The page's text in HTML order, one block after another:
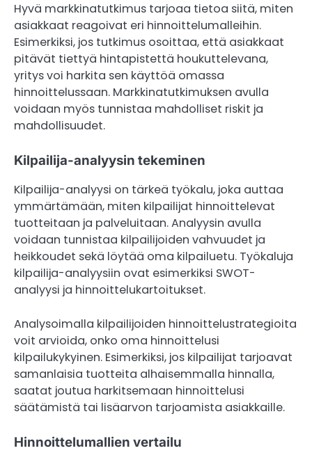
Hyvä markkinatutkimus tarjoaa tietoa siitä, miten
asiakkaat reagoivat eri hinnoittelumalleihin.
Esimerkiksi, jos tutkimus osoittaa, että asiakkaat
pitävät tiettyä hintapistettä houkuttelevana,
yritys voi harkita sen käyttöä omassa
hinnoittelussaan. Markkinatutkimuksen avulla
voidaan myös tunnistaa mahdolliset riskit ja
mahdollisuudet.
Kilpailija-analyysin tekeminen
Kilpailija-analyysi on tärkeä työkalu, joka auttaa
ymmärtämään, miten kilpailijat hinnoittelevat
tuotteitaan ja palveluitaan. Analyysin avulla
voidaan tunnistaa kilpailijoiden vahvuudet ja
heikkoudet sekä löytää oma kilpailuetu. Työkaluja
kilpailija-analyysiin ovat esimerkiksi SWOT-
analyysi ja hinnoittelukartoitukset.
Analysoimalla kilpailijoiden hinnoittelustrategioita
voit arvioida, onko oma hinnoittelusi
kilpailukykyinen. Esimerkiksi, jos kilpailijat tarjoavat
samanlaisia tuotteita alhaisemmalla hinnalla,
saatat joutua harkitsemaan hinnoittelusi
säätämistä tai lisäarvon tarjoamista asiakkaille.
Hinnoittelumallien vertailu